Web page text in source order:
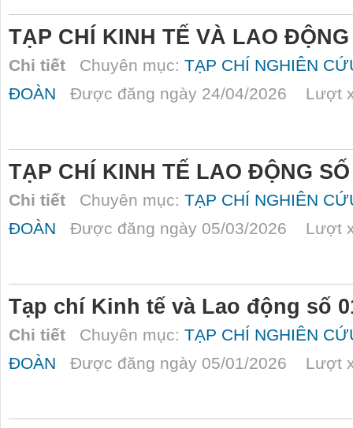
TẠP CHÍ KINH TẾ VÀ LAO
Chi tiết Chuyên mục: TẠP CHÍ NGHIÊN
ĐOÀN Được đăng ngày 24/04/2026 Lượt
TẠP CHÍ KINH TẾ LAO ĐỘNG
Chi tiết Chuyên mục: TẠP CHÍ NGHIÊN
ĐOÀN Được đăng ngày 05/03/2026 Lượt
Tạp chí Kinh tế và Lao động số
Chi tiết Chuyên mục: TẠP CHÍ NGHIÊN
ĐOÀN Được đăng ngày 05/01/2026 Lượt